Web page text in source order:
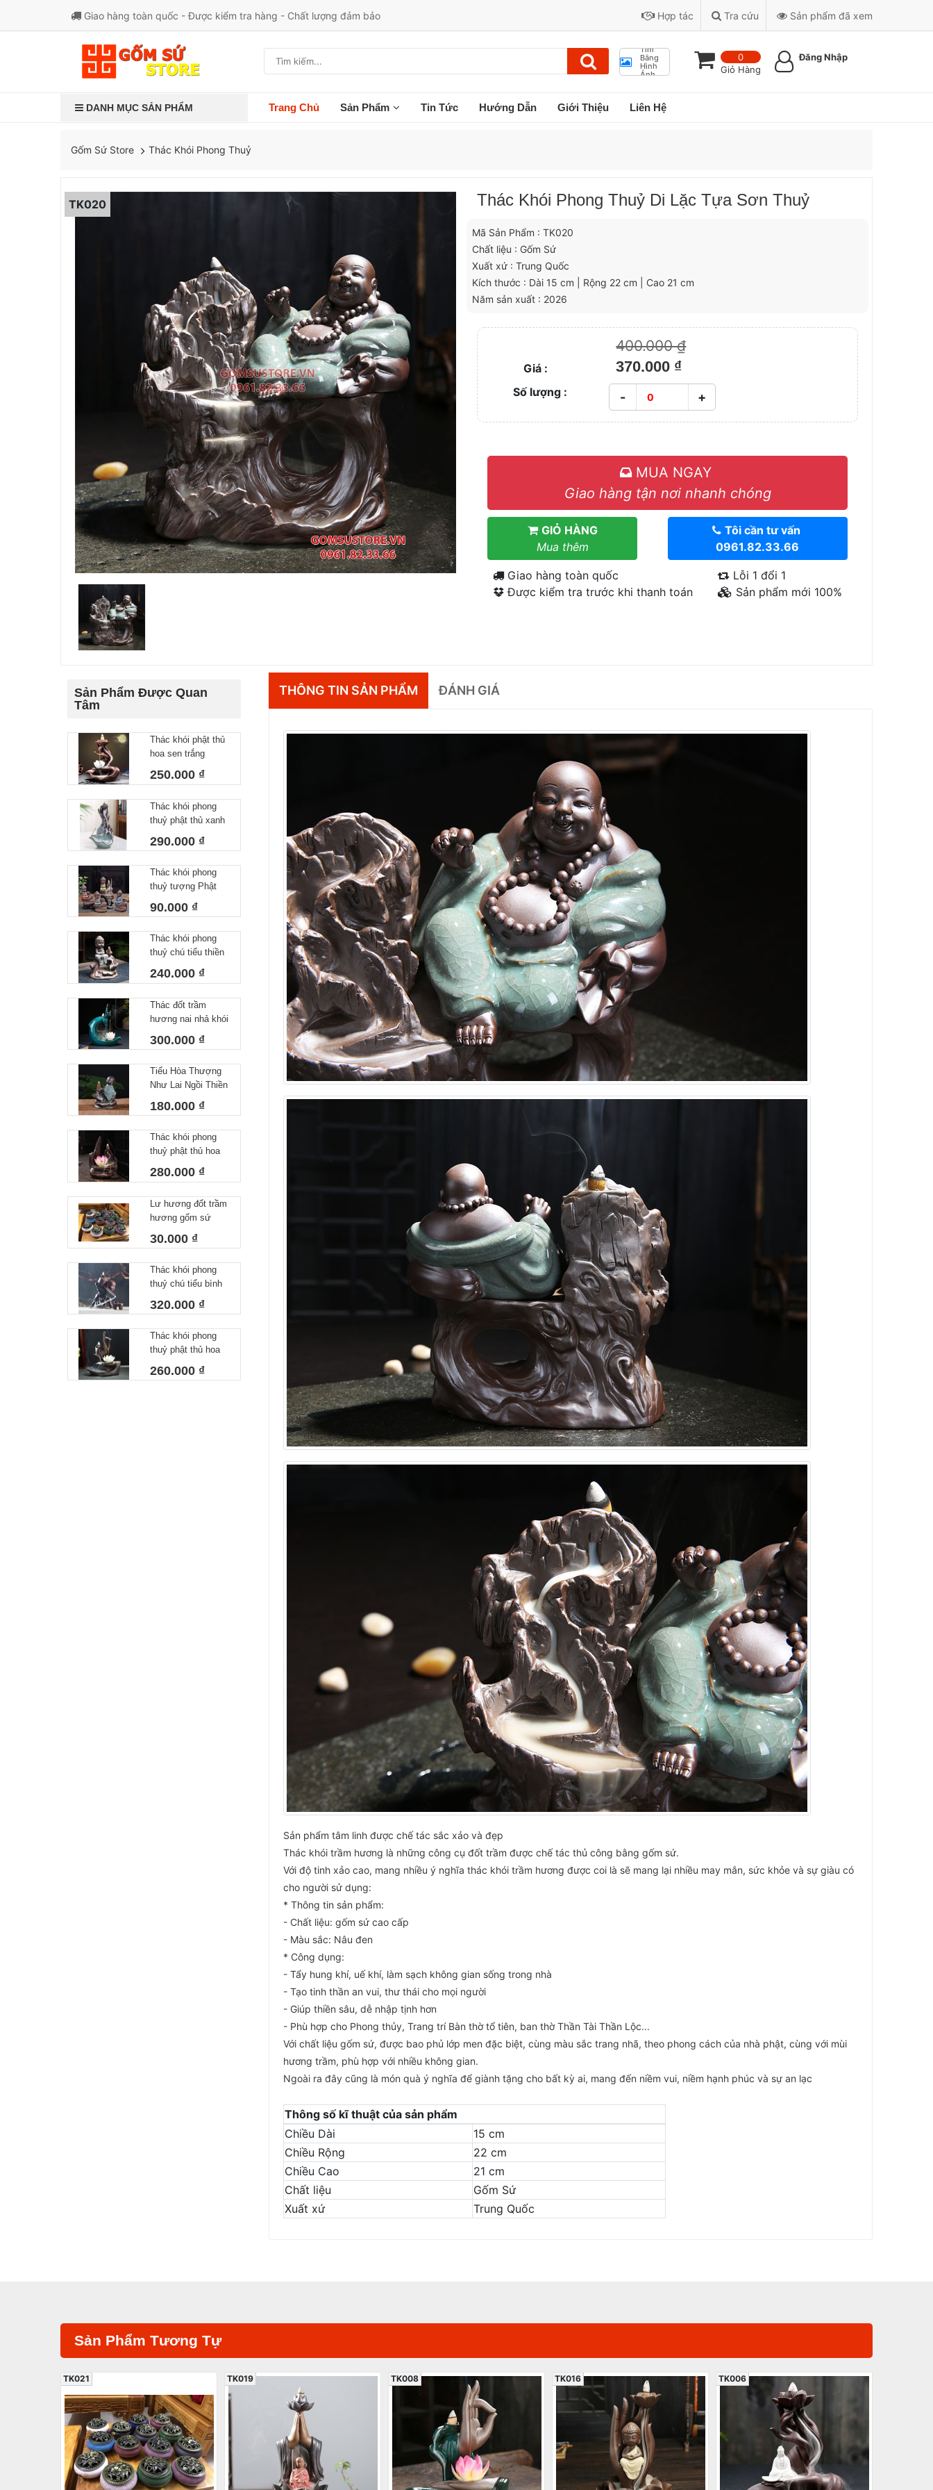
Giao hàng toàn quốc - Được kiểm tra hàng - Chất lượng đảm bảo Hợp tác Tra cứu Sản phẩm đã xem
Tìm
Bằng
Hình
Ảnh
0
Giỏ Hàng
Đăng Nhập
DANH MỤC SẢN PHẨM Trang Chủ Sản Phẩm Tin Tức Hướng Dẫn Giới Thiệu Liên Hệ
Gốm Sứ Store Thác Khói Phong Thuỷ
TK020 Thác Khói Phong Thuỷ Di Lặc Tựa Sơn Thuỷ
Mã Sản Phẩm : TK020
Chất liệu : Gốm Sứ
Xuất xứ : Trung Quốc
Kích thước : Dài 15 cm | Rộng 22 cm | Cao 21 cm
Năm sản xuất : 2026
400.000 ₫
Giá : 370.000 ₫
Số lượng : - +
MUA NGAY
Giao hàng tận nơi nhanh chóng
GIỎ HÀNG
Mua thêm
Tôi cần tư vấn
0961.82.33.66
Giao hàng toàn quốc
Được kiểm tra trước khi thanh toán
Lỗi 1 đổi 1
Sản phẩm mới 100%
Sản Phẩm Được Quan
Tâm
Thác khói phật thủ
hoa sen trắng
250.000 ₫
Thác khói phong
thuỷ phật thủ xanh
290.000 ₫
Thác khói phong
thuỷ tượng Phật
Như Lai nhỏ
90.000 ₫
Thác khói phong
thuỷ chú tiểu thiền
240.000 ₫
Thác đốt trầm
hương nai nhả khói
300.000 ₫
Tiểu Hòa Thượng
Như Lai Ngồi Thiền
Khói Chảy Ngược
180.000 ₫
Thác khói phong
thuỷ phật thủ hoa
280.000 ₫
Lư hương đốt trầm
hương gốm sứ
30.000 ₫
Thác khói phong
thuỷ chú tiểu bình
320.000 ₫
Thác khói phong
thuỷ phật thủ hoa
260.000 ₫
THÔNG TIN SẢN PHẨM ĐÁNH GIÁ
Sản phẩm tâm linh được chế tác sắc xảo và đẹp
Thác khói trầm hương là những công cụ đốt trầm được chế tác thủ công bằng gốm sứ.
Với độ tinh xảo cao, mang nhiều ý nghĩa thác khói trầm hương được coi là sẽ mang lại nhiều may mắn, sức khỏe và sự giàu có
cho người sử dụng:
* Thông tin sản phẩm:
- Chất liệu: gốm sứ cao cấp
- Màu sắc: Nâu đen
* Công dụng:
- Tẩy hung khí, uế khí, làm sạch không gian sống trong nhà
- Tạo tinh thần an vui, thư thái cho mọi người
- Giúp thiền sâu, dễ nhập tịnh hơn
- Phù hợp cho Phong thủy, Trang trí Bàn thờ tổ tiên, ban thờ Thần Tài Thần Lộc...
Với chất liệu gốm sứ, được bao phủ lớp men đặc biệt, cùng màu sắc trang nhã, theo phong cách của nhà phật, cùng với mùi
hương trầm, phù hợp với nhiều không gian.
Ngoài ra đây cũng là món quà ý nghĩa để giành tặng cho bất kỳ ai, mang đến niềm vui, niềm hạnh phúc và sự an lạc
Thông số kĩ thuật của sản phẩm
Chiều Dài
15 cm
Chiều Rộng
22 cm
Chiều Cao
21 cm
Chất liệu
Gốm Sứ
Xuất xứ
Trung Quốc
Sản Phẩm Tương Tự
TK021 TK019 TK008 TK016 TK006